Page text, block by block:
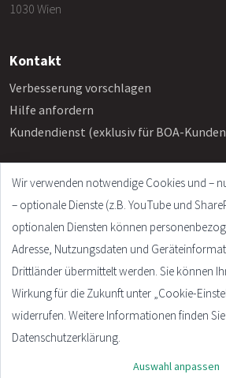
1030 Wien
Kontakt
Verbesserung vorschlagen
Hilfe anfordern
Kundendienst (exklusiv für BOA-
Info
Häufige Fragen
Impressum
AGB
Datenschutzerklärung
Cookie Settings
© 2026 - Plandata GmbH. All
Wir verwenden notwendige Cookies und –
– optionale Dienste (z.B. YouTube und
optionalen Diensten können
Adresse, Nutzungsdaten und
Drittländer übermittelt werden. Sie können
Wirkung für die Zukunft unter „Cookie-
widerrufen. Weitere Informationen finden
Datenschutzerklärung.
Auswahl anpassen